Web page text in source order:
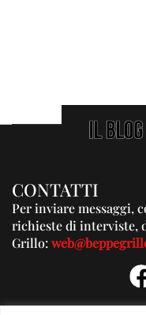
CONTATTI
Per inviare messaggi,
richieste di interviste,
Grillo: